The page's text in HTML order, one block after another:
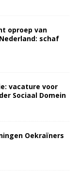
oproep van
schaf
vacature voor
Sociaal Domein
Oekraïners